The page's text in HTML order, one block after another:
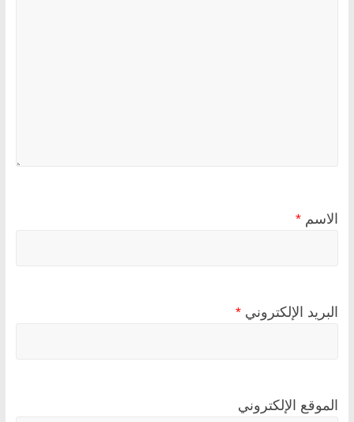
الاسم *
البريد الإلكتروني *
الموقع الإلكتروني